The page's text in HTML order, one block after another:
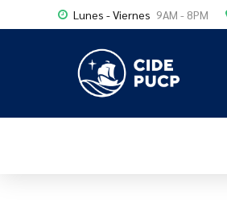
Lunes - Viernes 9AM - 8PM